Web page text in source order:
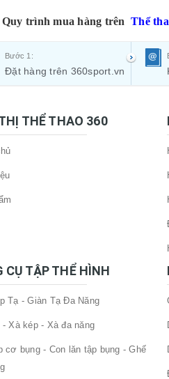
Quy trình mua hàng trên Thể
Bước 1:
Đặt hàng trên 360sport.vn
THỂ THAO 360
CỤ TẬP THỂ HÌNH
Tạ - Giàn Tạ Đa Năng
Xà kép - Xà đa năng
cơ bụng - Con lăn tập bụng - Ghế